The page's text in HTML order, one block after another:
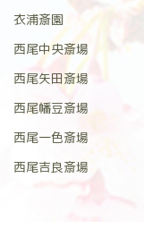
衣浦斎園
西尾中央斎場
西尾矢田斎場
西尾幡豆斎場
西尾一色斎場
西尾吉良斎場